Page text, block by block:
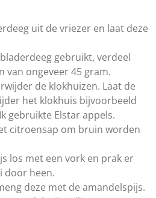
uit de vriezer en laat deze
gebruikt, verdeel
van ongeveer 45 gram.
de klokhuizen. Laat de
het klokhuis bijvoorbeeld
gebruikte Elstar appels.
citroensap om bruin worden
los met een vork en prak er
door heen.
deze met de amandelspijs.